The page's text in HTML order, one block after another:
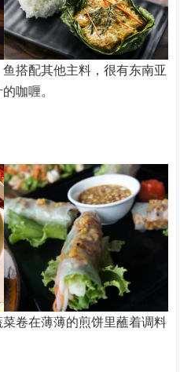
搭配其他主料，很有东南亚
咖喱。
卷在薄薄的煎饼里蘸着调料